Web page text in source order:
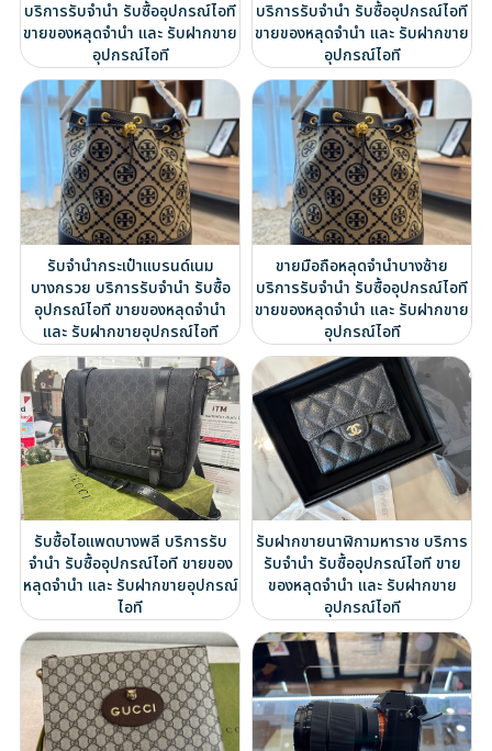
บริการรับจำนำ รับซื้ออุปกรณ์ไอที
ขายของหลุดจำนำ และ รับฝากขาย
อุปกรณ์ไอที
บริการรับจำนำ รับซื้ออุปกรณ์ไอที
ขายของหลุดจำนำ และ รับฝากขาย
อุปกรณ์ไอที
รับจำนำกระเป๋าแบรนด์เนม
บางกรวย บริการรับจำนำ รับซื้อ
อุปกรณ์ไอที ขายของหลุดจำนำ
และ รับฝากขายอุปกรณ์ไอที
ขายมือถือหลุดจำนำบางซ้าย
บริการรับจำนำ รับซื้ออุปกรณ์ไอที
ขายของหลุดจำนำ และ รับฝากขาย
อุปกรณ์ไอที
รับซื้อไอแพดบางพลี บริการรับ
จำนำ รับซื้ออุปกรณ์ไอที ขายของ
หลุดจำนำ และ รับฝากขายอุปกรณ์
ไอที
รับฝากขายนาฬิกามหาราช บริการ
รับจำนำ รับซื้ออุปกรณ์ไอที ขาย
ของหลุดจำนำ และ รับฝากขาย
อุปกรณ์ไอที